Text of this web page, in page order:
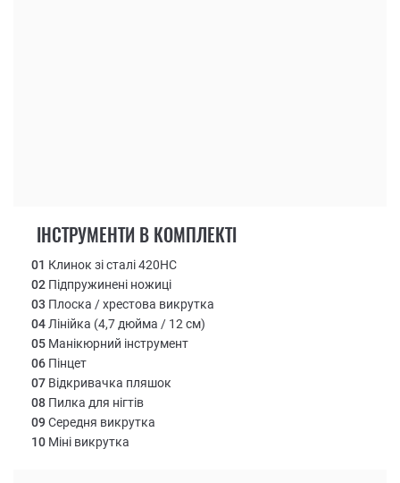
ІНСТРУМЕНТИ В КОМПЛЕКТІ
01 Клинок зі сталі 420НС
02 Підпружинені ножиці
03 Плоска / хрестова викрутка
04 Лінійка (4,7 дюйма / 12 см)
05 Манікюрний інструмент
06 Пінцет
07 Відкривачка пляшок
08 Пилка для нігтів
09Середня викрутка
10 Міні викрутка